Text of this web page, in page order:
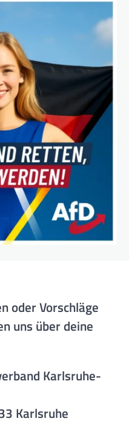
oder Vorschläge
uns über deine
Karlsruhe-
Karlsruhe